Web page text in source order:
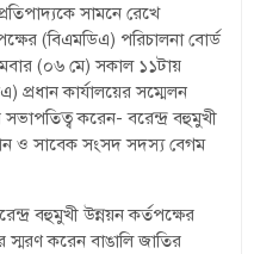
সামনে রেখে
(বিএমডিএ) পরিচালনা বোর্ড
(০৬ মে) সকাল ১১টায়
প্রধান কার্যালয়ের সম্মেলন
করেন- বরেন্দ্র বহুমুখী
ও সাবেক সংসদ সদস্য বেগম
বহুমুখী উন্নয়ন কর্তপক্ষের
করেন বাঙালি জাতির